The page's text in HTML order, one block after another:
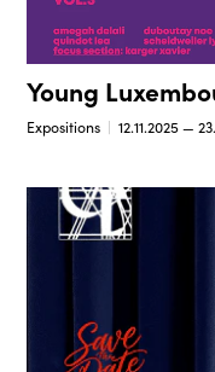
Young
Expositions 12.11.2025 —